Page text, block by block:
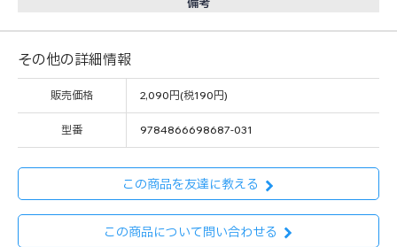
その他の詳細情報
販売価格 2,090円(税190円)
型番 9784866698687-031
この商品を友達に教える
この商品について問い合わせる